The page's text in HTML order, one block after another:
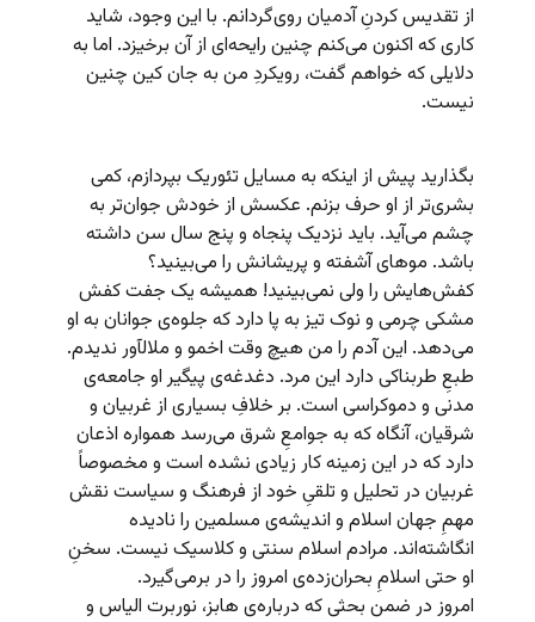
از تقدیس کردنِ آدمیان روی‌گردانم. با این وجود، شاید
کاری که اکنون می‌کنم چنین رایحه‌ای از آن برخیزد. اما به
دلایلی که خواهم گفت، رویکردِ من به جان کین چنین
نیست.
بگذارید پیش از اینکه به مسایل تئوریک بپردازم، کمی
بشری‌تر از او حرف بزنم. عکسش از خودش جوان‌تر به
چشم می‌آید. باید نزدیک پنجاه و پنج سال سن داشته
باشد. موهای آشفته و پریشانش را می‌بینید؟
کفش‌هایش را ولی نمی‌بینید! همیشه یک جفت کفش
مشکی چرمی و نوک تیز به پا دارد که جلوه‌ی جوانان به او
می‌دهد. این آدم را من هیچ وقت اخمو و ملال­آور ندیدم.
طبعِ طربناکی دارد این مرد. دغدغه‌ی پیگیر او جامعه‌ی
مدنی و دموکراسی است. بر خلافِ بسیاری از غربیان و
شرقیان، آنگاه که به جوامعِ شرق می‌رسد همواره اذعان
دارد که در این زمینه کار زیادی نشده است و مخصوصاً
غربیان در تحلیل و تلقیِ خود از فرهنگ و سیاست نقش
مهمِ جهان اسلام و اندیشه‌ی مسلمین را نادیده
انگاشته‌اند. مرادم اسلام سنتی و کلاسیک نیست. سخنِ
او حتی اسلامِ بحران‌زده‌ی امروز را در بر‌می‌گیرد.
امروز در ضمن بحثی که درباره‌ی هابز، نوربرت الیاس و